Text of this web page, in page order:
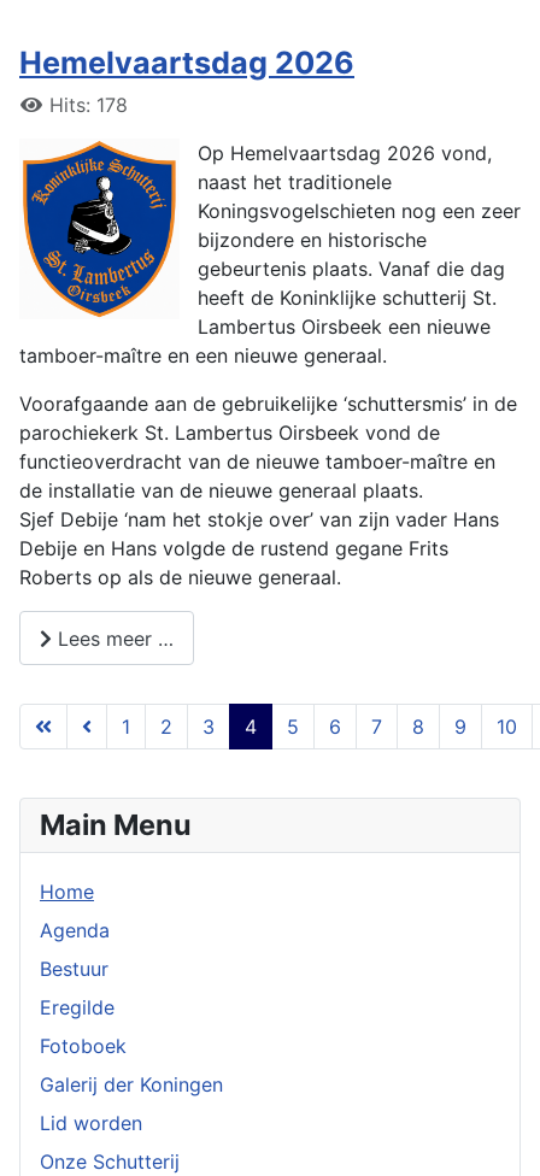
Main Menu
Home
Agenda
Bestuur
Eregilde
Fotoboek
Galerij der Koningen
Lid worden
Onze Schutterij
Hemelvaartsdag 2026
Hits: 178
Op Hemelvaartsdag 2026 vond,
naast het traditionele
Koningsvogelschieten nog een zeer
bijzondere en historische
gebeurtenis plaats. Vanaf die dag
heeft de Koninklijke schutterij St.
Lambertus Oirsbeek een nieuwe
tamboer-maître en een nieuwe generaal.
Voorafgaande aan de gebruikelijke ‘schuttersmis’ in de
parochiekerk St. Lambertus Oirsbeek vond de
functieoverdracht van de nieuwe tamboer-maître en
de installatie van de nieuwe generaal plaats.
Sjef Debije ‘nam het stokje over’ van zijn vader Hans
Debije en Hans volgde de rustend gegane Frits
Roberts op als de nieuwe generaal.
Lees meer …
Pagina 4 van 54
1 2 3 4 5 6 7 8 9 10